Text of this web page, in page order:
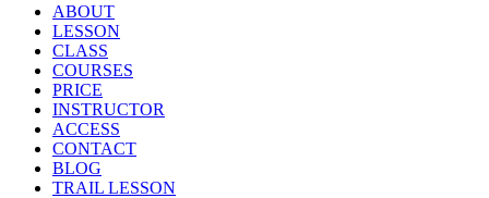
ABOUT
LESSON
CLASS
COURSES
PRICE
INSTRUCTOR
ACCESS
CONTACT
BLOG
TRAIL LESSON